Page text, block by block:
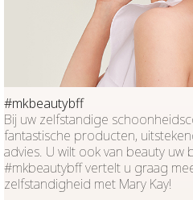
#mkbeautybff
Bij uw zelfstandige
fantastische producten,
advies. U wilt ook van beauty uw
#mkbeautybff vertelt u graag
zelfstandigheid met Mary Kay!